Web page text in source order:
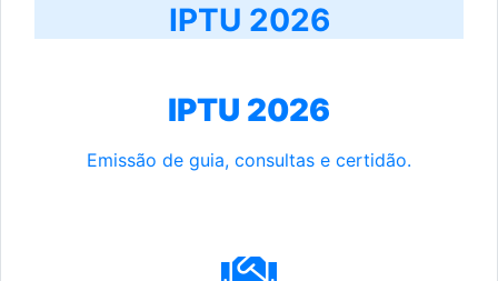
IPTU 2026
IPTU 2026
Emissão de guia, consultas e certidão.